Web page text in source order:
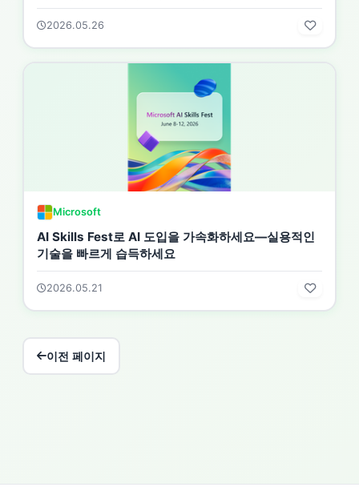
2026.05.26
Microsoft
AI Skills Fest로 AI 도입을 가속화하세요—실용적인
기술을 빠르게 습득하세요
2026.05.21
이전 페이지